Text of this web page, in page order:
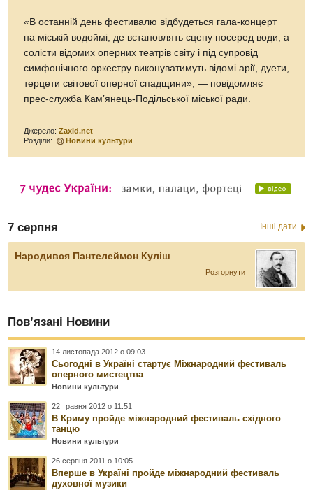
«В останній день фестивалю відбудеться гала-концерт
на міській водоймі, де встановлять сцену посеред води, а
солісти відомих оперних театрів світу і під супровід
симфонічного оркестру виконуватимуть відомі арії, дуети,
терцети світової оперної спадщини», — повідомляє
прес-служба Кам’янець-Подільської міської ради.
Джерело:Zaxid.net
Розділи:
Новини культури
7 серпня Інші дати
Народився Пантелеймон Куліш
Розгорнути
Пов’язані Новини
14 листопада 2012 о 09:03
Сьогодні в Україні стартує Міжнародний фестиваль
оперного мистецтва
Новини культури
22 травня 2012 о 11:51
В Криму пройде міжнародний фестиваль східного
танцю
Новини культури
26 серпня 2011 о 10:05
Вперше в Україні пройде міжнародний фестиваль
духовної музики